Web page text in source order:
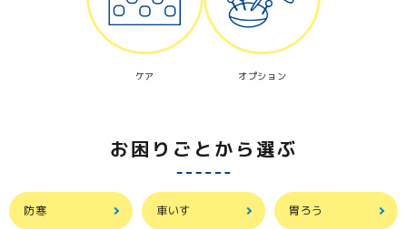
ケア オプション
お困りごとから選ぶ
防寒 車いす 胃ろう